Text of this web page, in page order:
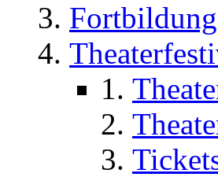
Fortbildung